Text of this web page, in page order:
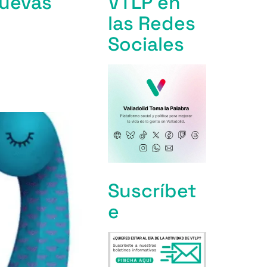
las Redes
Sociales
Suscríbet
e